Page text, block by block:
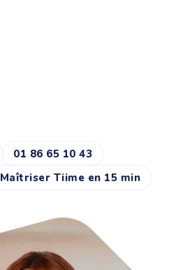
01 86 65 10 43
Maîtriser Tiime en 15 min